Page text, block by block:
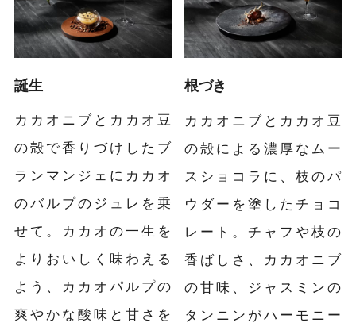
誕生
カカオニブとカカオ豆
の殻で香りづけしたブ
ランマンジェにカカオ
のバルプのジュレを乗
せて。カカオの一生を
よりおいしく味わえる
よう、カカオパルプの
爽やかな酸味と甘さを
根づき
カカオニブとカカオ豆
の殻による濃厚なムー
スショコラに、枝のパ
ウダーを塗したチョコ
レート。チャフや枝の
香ばしさ、カカオニブ
の甘味、ジャスミンの
タンニンがハーモニー